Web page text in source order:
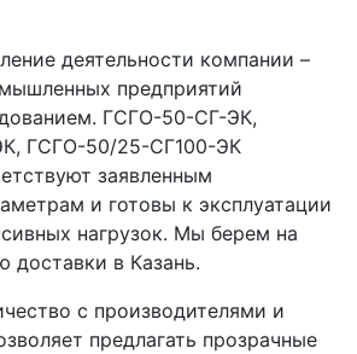
деятельности компании –
предприятий
ГСГО-50-СГ-ЭК,
ГСГО-50/25-СГ100-ЭК
заявленным
и готовы к эксплуатации
нагрузок. Мы берем на
доставки в Казань.
с производителями и
предлагать прозрачные